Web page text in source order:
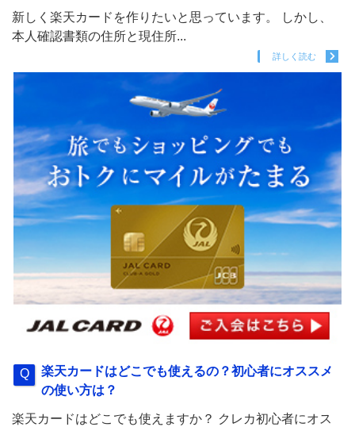
新しく楽天カードを作りたいと思っています。 しかし、
本人確認書類の住所と現住所...
詳しく読む
楽天カードはどこでも使えるの？初心者にオススメ
の使い方は？
楽天カードはどこでも使えますか？ クレカ初心者にオス